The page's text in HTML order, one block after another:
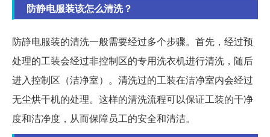
防静电服装该怎么清洗？
防静电服装的清洗一般需要经过多个步骤。首先，经过预
处理的工装会经过非控制区的专用洗衣机进行清洗，随后
进入控制区（洁净室）。清洗过的工装在洁净室内会经过
无尘烘干机的处理。这样的清洗流程可以保证工装的干净
度和洁净度，从而保障员工的安全和清洁。